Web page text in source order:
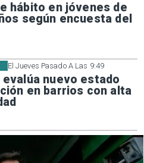
hábito en jóvenes de
según encuesta del
El Jueves Pasado A Las 9:49
evalúa nuevo estado
en barrios con alta